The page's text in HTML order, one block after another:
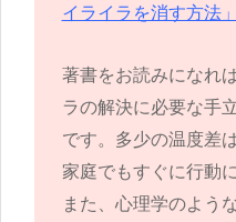
イライラを消す方法」
著書をお読みになれ
ラの解決に必要な手
です。多少の温度差
家庭でもすぐに行動
また、心理学のよう